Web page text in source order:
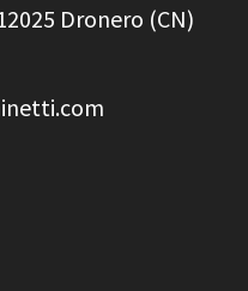
Dronero (CN)